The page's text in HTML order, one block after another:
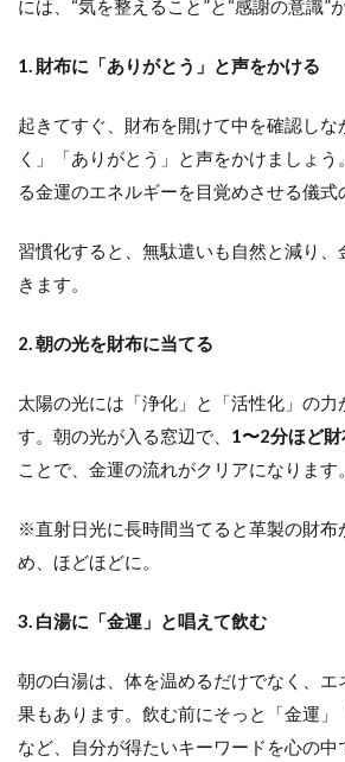
には、“気を整えること”と“感謝の意識”
1. 財布に「ありがとう」と声をかける
起きてすぐ、財布を開けて中を確認しな
く」「ありがとう」と声をかけましょ
る金運のエネルギーを目覚めさせる儀式
習慣化すると、無駄遣いも自然と減り、
きます。
2. 朝の光を財布に当てる
太陽の光には「浄化」と「活性化」の力
す。朝の光が入る窓辺で、 1〜2分ほど財
ことで、金運の流れがクリアになります。
※直射日光に長時間当てると革製の財布
め、ほどほどに。
3. 白湯に「金運」と唱えて飲む
朝の白湯は、体を温めるだけでなく、エ
果もあります。飲む前にそっと「金運」
など、自分が得たいキーワードを心の中